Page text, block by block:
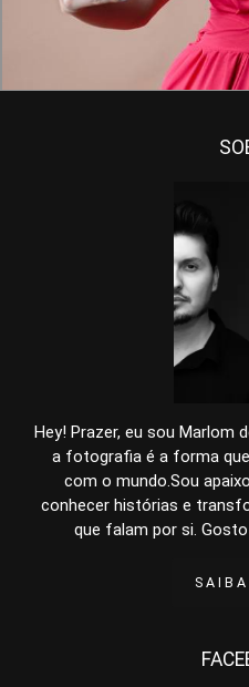
Hey! Prazer, eu sou Marlom
a fotografia é a forma
com o mundo.Sou
conhecer histórias e
que falam por si.